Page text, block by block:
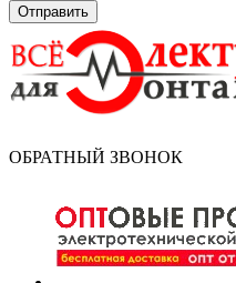
Отправить
ОБРАТНЫЙ ЗВОНОК